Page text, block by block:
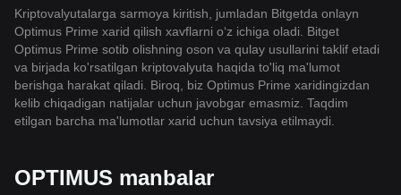
Kriptovalyutalarga sarmoya kiritish, jumladan Bitgetda onlayn
Optimus Prime xarid qilish xavflarni o‘z ichiga oladi. Bitget
Optimus Prime sotib olishning oson va qulay usullarini taklif etadi
va birjada ko'rsatilgan kriptovalyuta haqida to'liq ma'lumot
berishga harakat qiladi. Biroq, biz Optimus Prime xaridingizdan
kelib chiqadigan natijalar uchun javobgar emasmiz. Taqdim
etilgan barcha ma'lumotlar xarid uchun tavsiya etilmaydi.
OPTIMUS manbalar